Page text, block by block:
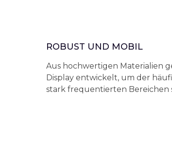
ROBUST UND MOBIL
Aus hochwertigen Materialien
Display entwickelt, um der
stark frequentierten Bereichen